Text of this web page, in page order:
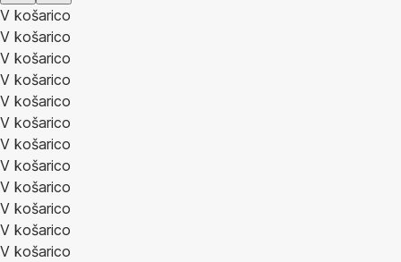
V košarico
V košarico
V košarico
V košarico
V košarico
V košarico
V košarico
V košarico
V košarico
V košarico
V košarico
V košarico